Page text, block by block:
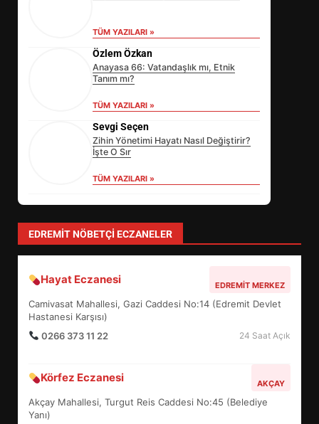
TÜM YAZILARI »
Özlem Özkan
Anayasa 66: Vatandaşlık mı, Etnik
Tanım mı?
TÜM YAZILARI »
Sevgi Seçen
Zihin Yönetimi Hayatı Nasıl Değiştirir?
İşte O Sır
TÜM YAZILARI »
EDREMIT NÖBETÇI ECZANELER
Hayat Eczanesi EDREMIT MERKEZ
Camivasat Mahallesi, Gazi Caddesi No:14 (Edremit Devlet
Hastanesi Karşısı)
0266 373 11 22
24 Saat Açık
Körfez Eczanesi AKÇAY
Akçay Mahallesi, Turgut Reis Caddesi No:45 (Belediye
Yanı)
3
EİB’DE KRİTİK ATAMA:
SÜRDÜRÜLEBİLİRLİKTE NE
4
EDREMİT’İN GURURU TÜRKİYE
FİNALİNDE NE BAŞARDI?
5
BALIKESİR MÜZELERİNDE SÜRE